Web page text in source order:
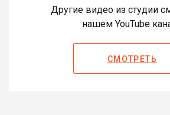
Другие видео из студии
нашем YouTube
СМОТРЕТЬ